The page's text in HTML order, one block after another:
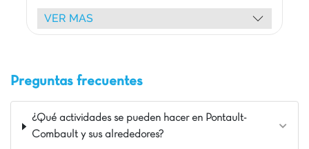
🏊 con piscinas cubiertas climatizadas y al aire libre,
toboganes 🎢, juegos acuáticos temáticos y jacuzzis
Alójese en nuestros cómodos bungalows de madera
🏡 con terraza, en un entorno verde 🌿. ¡Nuestra
alegre mascota anima sus días!
Explore los tesoros de Île-de-France: la Torre Eiffel y
VER MAS
Preguntas frecuentes
¿Qué actividades se pueden hacer en Pontault-
Combault y sus alrededores?